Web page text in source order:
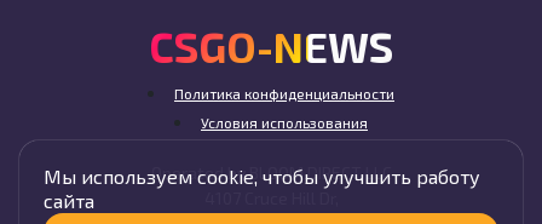
CSGO-NEWS
Политика конфиденциальности
Условия использования
Operated by BLOOM DIRECT LLC
Мы используем cookie, чтобы улучшить работу
сайта